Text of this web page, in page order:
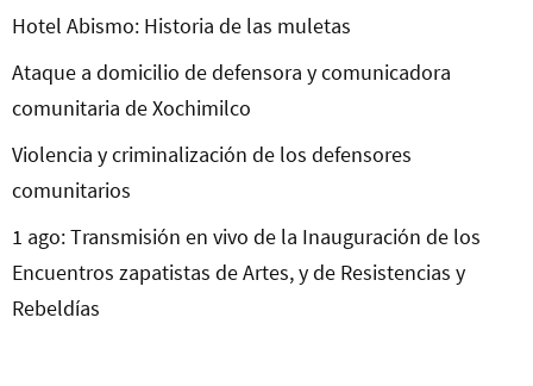
Hotel Abismo: Historia de las muletas
Ataque a domicilio de defensora y comunicadora
comunitaria de Xochimilco
Violencia y criminalización de los defensores
comunitarios
1 ago: Transmisión en vivo de la Inauguración de los
Encuentros zapatistas de Artes, y de Resistencias y
Rebeldías